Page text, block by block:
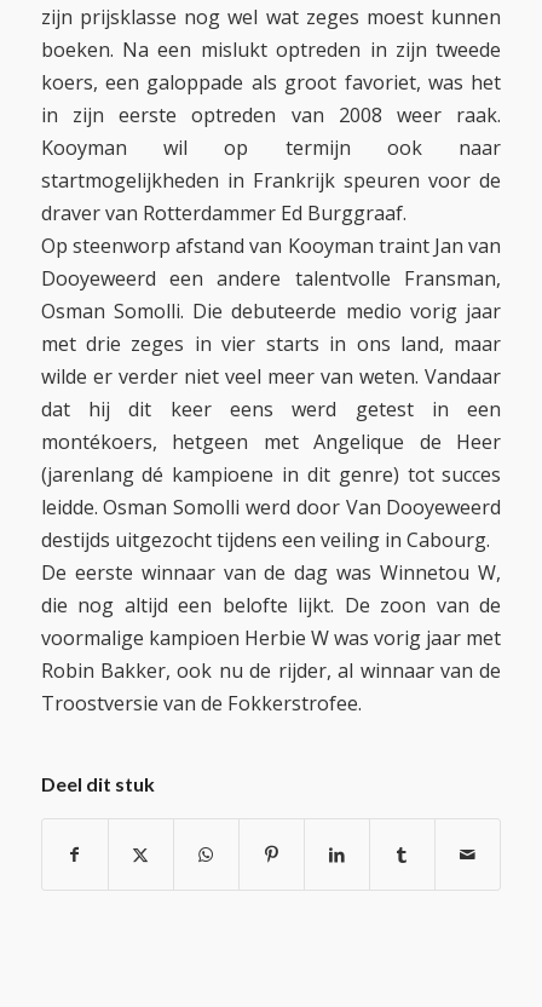
zijn prijsklasse nog wel wat zeges moest kunnen
boeken. Na een mislukt optreden in zijn tweede
koers, een galoppade als groot favoriet, was het
in zijn eerste optreden van 2008 weer raak.
Kooyman wil op termijn ook naar
startmogelijkheden in Frankrijk speuren voor de
draver van Rotterdammer Ed Burggraaf.
Op steenworp afstand van Kooyman traint Jan van
Dooyeweerd een andere talentvolle Fransman,
Osman Somolli. Die debuteerde medio vorig jaar
met drie zeges in vier starts in ons land, maar
wilde er verder niet veel meer van weten. Vandaar
dat hij dit keer eens werd getest in een
montékoers, hetgeen met Angelique de Heer
(jarenlang dé kampioene in dit genre) tot succes
leidde. Osman Somolli werd door Van Dooyeweerd
destijds uitgezocht tijdens een veiling in Cabourg.
De eerste winnaar van de dag was Winnetou W,
die nog altijd een belofte lijkt. De zoon van de
voormalige kampioen Herbie W was vorig jaar met
Robin Bakker, ook nu de rijder, al winnaar van de
Troostversie van de Fokkerstrofee.
Deel dit stuk